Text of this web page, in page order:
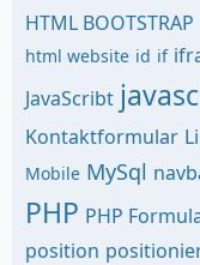
HTML BOOTSTRAP
html website id if
JavaScribt
Kontaktformular
Mobile MySql
PHP PHP
position